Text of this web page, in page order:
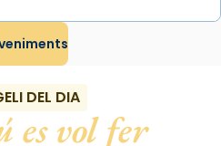
DEL DIA
es vol fer